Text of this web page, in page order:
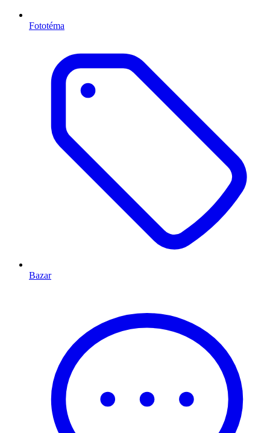
Fototéma
Bazar